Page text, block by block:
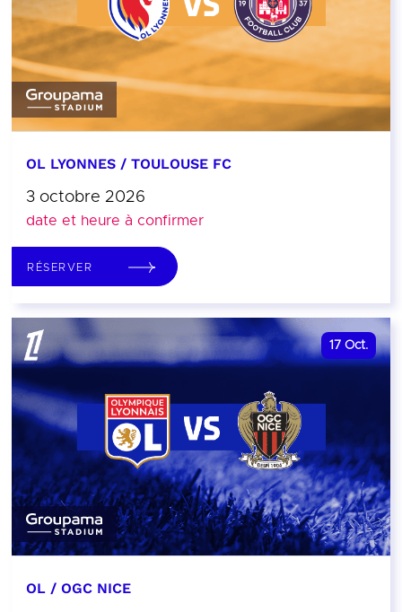
OL LYONNES / TOULOUSE FC
3 octobre 2026
date et heure à confirmer
RÉSERVER
17 Oct.
OL / OGC NICE